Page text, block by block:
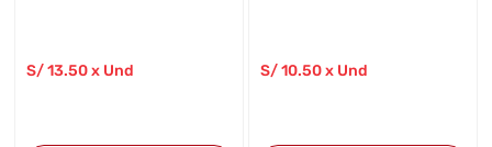
S/13.50 x Und S/10.50x Und